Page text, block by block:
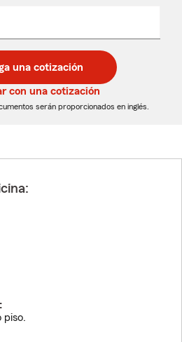
una cotización
con una cotización
serán proporcionados en inglés.
piso.